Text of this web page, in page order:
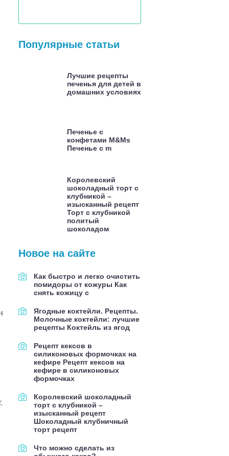
Популярные статьи
Лучшие рецепты
печенья для детей в
домашних условиях
Печенье с
конфетами M&Ms
Печенье с m
Королевский
шоколадный торт с
клубникой –
изысканный рецепт
Торт с клубникой
политый
шоколадом
Новое на сайте
Как быстро и легко очистить
помидоры от кожуры Как
снять кожицу с
Ягодные коктейли. Рецепты.
Молочные коктейли: лучшие
рецепты Коктейль из ягод
Рецепт кексов в
силиконовых формочках на
кефире Рецепт кексов на
кефире в силиконовых
формочках
Королевский шоколадный
торт с клубникой –
изысканный рецепт
Шоколадный клубничный
торт рецепт
Что можно сделать из